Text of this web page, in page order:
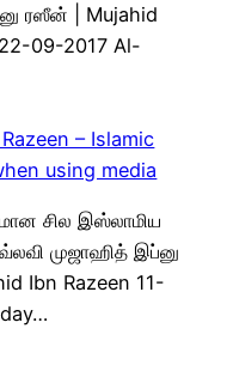
ரஸீன் | Mujahid
09-2017 Al-
– Islamic
using media
சில இஸ்லாமிய
முஜாஹித் இப்னு
Ibn Razeen 11-